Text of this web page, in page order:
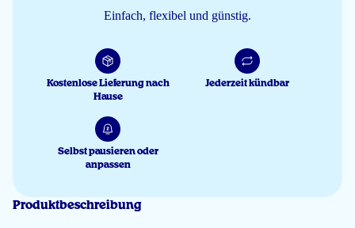
Ik was sceptisch maar de kinderen pakken het elke dag zelf uit de koelkast
Madelon ten Hoope
Einfach, flexibel und günstig.
Kostenlose Lieferung nach
Hause
Jederzeit kündbar
Selbst pausieren oder
anpassen
Produktbeschreibung